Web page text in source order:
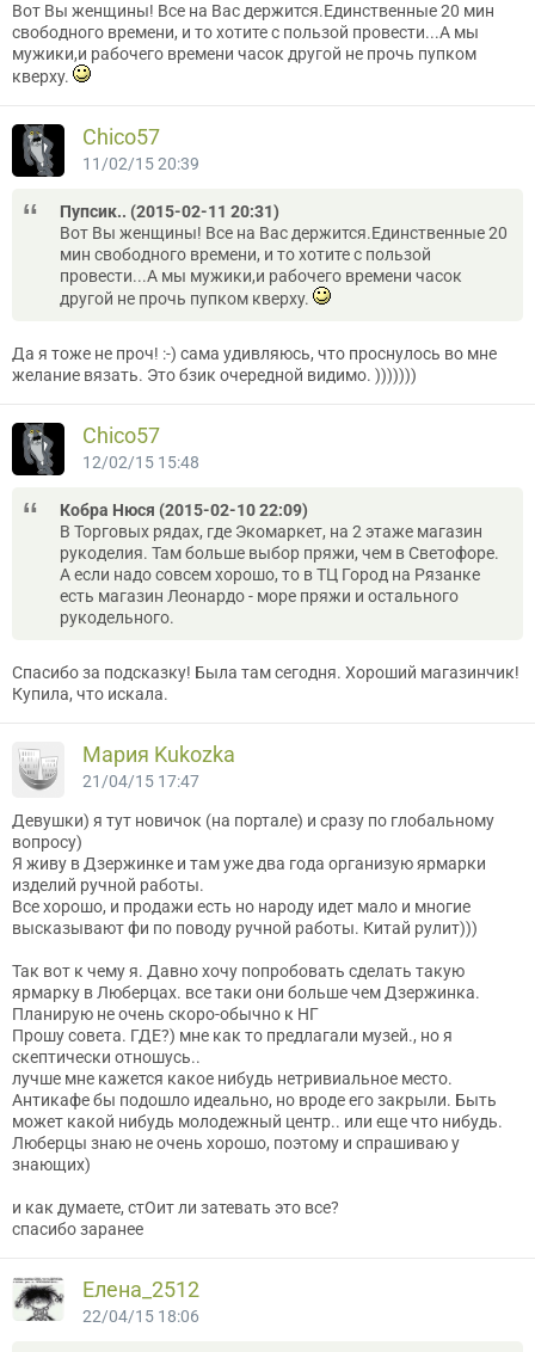
Вот Вы женщины! Все на Вас держится.Единственные 20 мин
свободного времени, и то хотите с пользой провести...А мы
мужики,и рабочего времени часок другой не прочь пупком
кверху.
Chico57
11/02/15 20:39
Пупсик.. (2015-02-11 20:31)
Вот Вы женщины! Все на Вас держится.Единственные 20
мин свободного времени, и то хотите с пользой
провести...А мы мужики,и рабочего времени часок
другой не прочь пупком кверху.
Да я тоже не проч! :-) сама удивляюсь, что проснулось во мне
желание вязать. Это бзик очередной видимо. )))))))
Chico57
12/02/15 15:48
Кобра Нюся (2015-02-10 22:09)
В Торговых рядах, где Экомаркет, на 2 этаже магазин
рукоделия. Там больше выбор пряжи, чем в Светофоре.
А если надо совсем хорошо, то в ТЦ Город на Рязанке
есть магазин Леонардо - море пряжи и остального
рукодельного.
Спасибо за подсказку! Была там сегодня. Хороший магазинчик!
Купила, что искала.
Мария Kukozka
21/04/15 17:47
Девушки) я тут новичок (на портале) и сразу по глобальному
вопросу)
Я живу в Дзержинке и там уже два года организую ярмарки
изделий ручной работы.
Все хорошо, и продажи есть но народу идет мало и многие
высказывают фи по поводу ручной работы. Китай рулит)))
Так вот к чему я. Давно хочу попробовать сделать такую
ярмарку в Люберцах. все таки они больше чем Дзержинка.
Планирую не очень скоро-обычно к НГ
Прошу совета. ГДЕ?) мне как то предлагали музей., но я
скептически отношусь..
лучше мне кажется какое нибудь нетривиальное место.
Антикафе бы подошло идеально, но вроде его закрыли. Быть
может какой нибудь молодежный центр.. или еще что нибудь.
Люберцы знаю не очень хорошо, поэтому и спрашиваю у
знающих)
и как думаете, стОит ли затевать это все?
спасибо заранее
Елена_2512
22/04/15 18:06